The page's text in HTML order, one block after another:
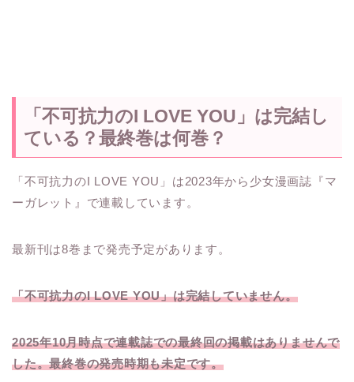
「不可抗力のI LOVE YOU」は完結し
ている？最終巻は何巻？
「不可抗力のI LOVE YOU」は2023年から少女漫画誌『マ
ーガレット』で連載しています。
最新刊は8巻まで発売予定があります。
「不可抗力のI LOVE YOU」は完結していません。
2025年10月時点で連載誌での最終回の掲載はありませんで
した。最終巻の発売時期も未定です。